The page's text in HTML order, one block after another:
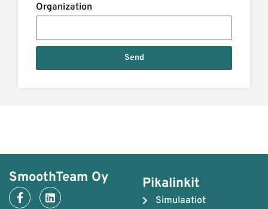
Organization
Send
SmoothTeam Oy Pikalinkit
Simulaatiot